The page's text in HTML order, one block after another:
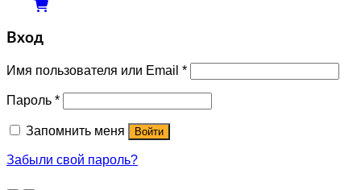
Вход
Имя пользователя или Email *
Пароль *
Запомнить меня Войти
Забыли свой пароль?